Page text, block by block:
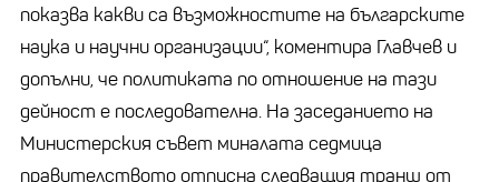
показва какви са възможностите на българските
наука и научни организации“, коментира Главчев и
допълни, че политиката по отношение на тази
дейност е последователна. На заседанието на
Министерския съвет миналата седмица
правителството отпусна следващия транш от